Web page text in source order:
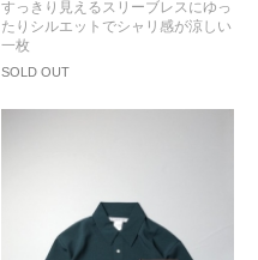
SOLD OUT
すっきり見えるスリーブレスにゆっ
たりシルエットでシャリ感が涼しい
一枚